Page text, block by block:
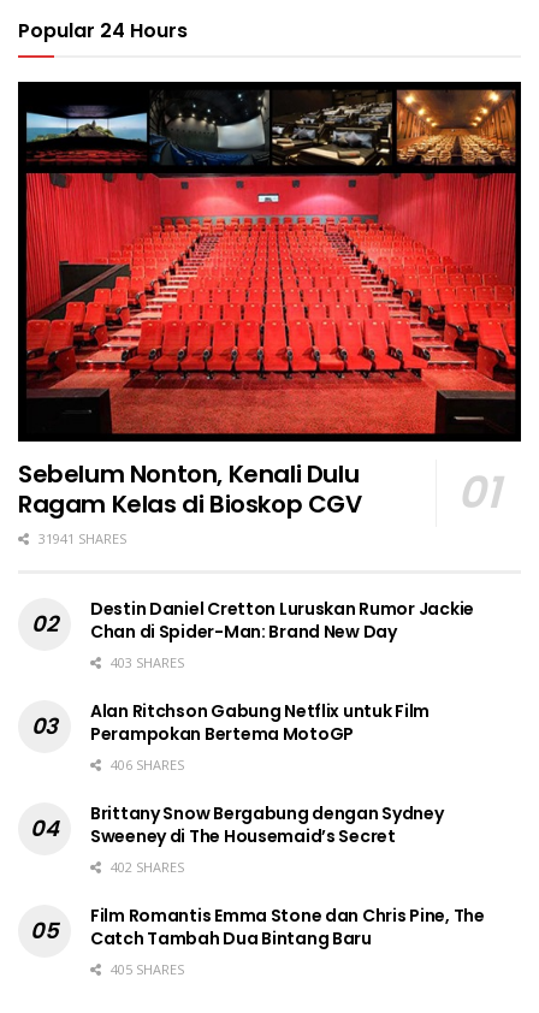
Popular 24 Hours
Sebelum Nonton, Kenali Dulu
Ragam Kelas di Bioskop CGV
31941 SHARES
Destin Daniel Cretton Luruskan Rumor Jackie
Chan di Spider-Man: Brand New Day
403 SHARES
Alan Ritchson Gabung Netflix untuk Film
Perampokan Bertema MotoGP
406 SHARES
Brittany Snow Bergabung dengan Sydney
Sweeney di The Housemaid’s Secret
402 SHARES
Film Romantis Emma Stone dan Chris Pine, The
Catch Tambah Dua Bintang Baru
405 SHARES